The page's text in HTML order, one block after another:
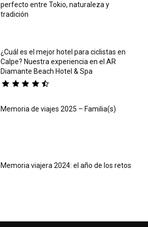
perfecto entre Tokio, naturaleza y
tradición
¿Cuál es el mejor hotel para ciclistas en
Calpe? Nuestra experiencia en el AR
Diamante Beach Hotel & Spa
Memoria de viajes 2025 – Familia(s)
Memoria viajera 2024: el año de los retos